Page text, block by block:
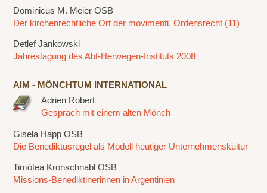
Dominicus M. Meier OSB
Der kirchenrechtliche Ort der movimenti. Ordensrecht (11)
Detlef Jankowski
Jahrestagung des Abt-Herwegen-Instituts 2008
AIM - MÖNCHTUM INTERNATIONAL
Adrien Robert
Gespräch mit einem alten Mönch
Gisela Happ OSB
Die Benediktusregel als Modell heutiger Unternehmenskultur
Timótea Kronschnabl OSB
Missions-Benediktinerinnen in Argentinien